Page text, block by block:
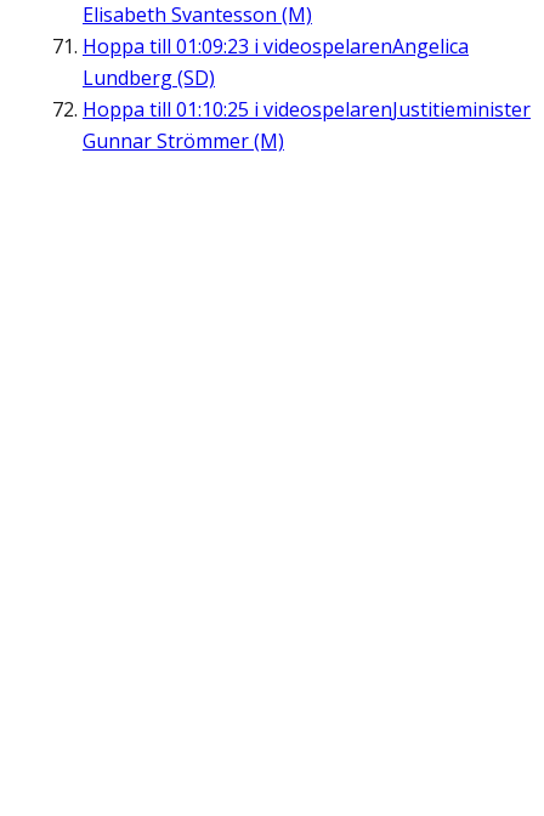
Elisabeth Svantesson (M)
Hoppa till 01:09:23 i videospelarenAngelica
Lundberg (SD)
Hoppa till 01:10:25 i videospelarenJustitieminister
Gunnar Strömmer (M)